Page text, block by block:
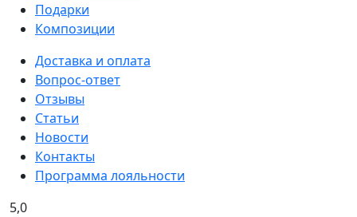
Подарки
Композиции
Доставка и оплата
Вопрос-ответ
Отзывы
Статьи
Новости
Контакты
Программа лояльности
5,0